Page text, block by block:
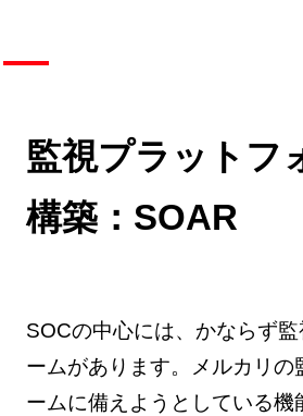
監視プラットフ
構築：SOAR
SOCの中心には、かならず
ームがあります。メルカリの
ームに備えようとしている機